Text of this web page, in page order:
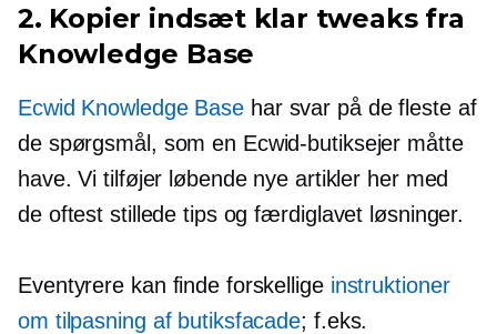
2. Kopier indsætklar tweaks fra
Knowledge Base
Ecwid Knowledge Base har svar på de fleste af
de spørgsmål, som en Ecwid-butiksejer måtte
have. Vi tilføjer løbende nye artikler her med
de oftest stillede tips ogfærdiglavet løsninger.
Eventyrere kan finde forskellige instruktioner
om tilpasning af butiksfacade; f.eks.